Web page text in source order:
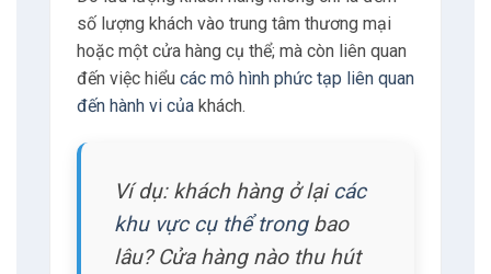
số lượng khách vào trung tâm thương mại
hoặc một cửa hàng cụ thể; mà còn liên quan
đến việc hiểu các mô hình phức tạp liên quan
đến hành vi củakhách.
Ví dụ: khách hàng ở lại các
khu vực cụ thể trongbao
lâu? Cửa hàng nào thu hút